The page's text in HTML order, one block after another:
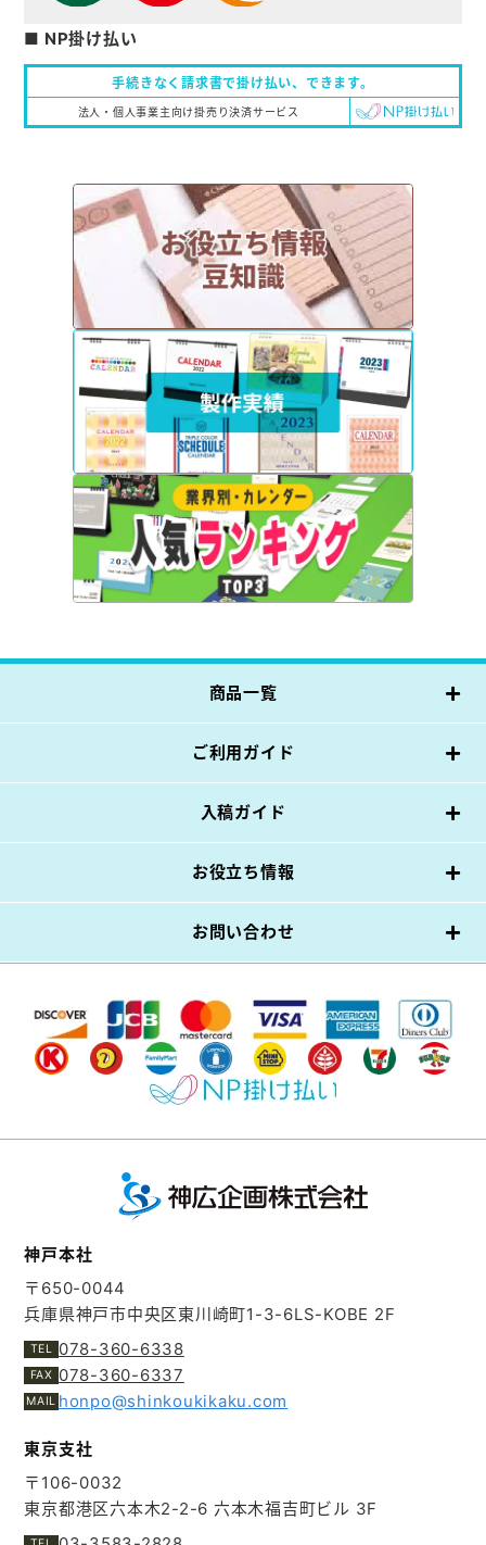
■ NP掛け払い
手続きなく請求書で掛け払い、 できます。
法人・個人事業主向け掛売り決済サービス
商品一覧
ご利用ガイド
入稿ガイド
お役立ち情報
お問い合わせ
神戸本社
〒650-0044
兵庫県神戸市中央区東川崎町1-3-6LS-KOBE 2F
078-360-6338
078-360-6337
honpo@shinkoukikaku.com
東京支社
〒106-0032
東京都港区六本木2-2-6 六本木福吉町ビル 3F